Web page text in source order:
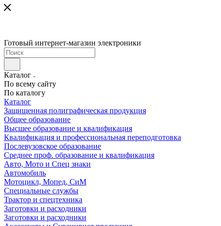
Готовый интернет-магазин электроники
Каталог
По всему сайту
По каталогу
Каталог
Защищенная полиграфическая продукция
Общее образование
Высшее образование и квалификация
Квалификация и профессиональная переподготовка
Послевузовское образование
Среднее проф. образование и квалификация
Авто, Мото и Спец знаки
Автомобиль
Мотоцикл, Мопед, СиМ
Специальные службы
Трактор и спецтехника
Заготовки и расходники
Заготовки и расходники